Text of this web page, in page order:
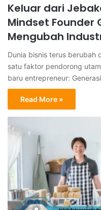
Keluar dari
Mindset Founder
Mengubah
Dunia bisnis terus berubah
satu faktor pendorong
baru entrepreneur:
Read More »